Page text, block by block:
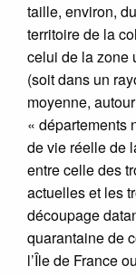
taille, environ,
territoire de la
celui de la zone
(soit dans un
moyenne,
« départements
de vie réelle de
entre celle des
actuelles et les
découpage
quarantaine de
l’Île de France